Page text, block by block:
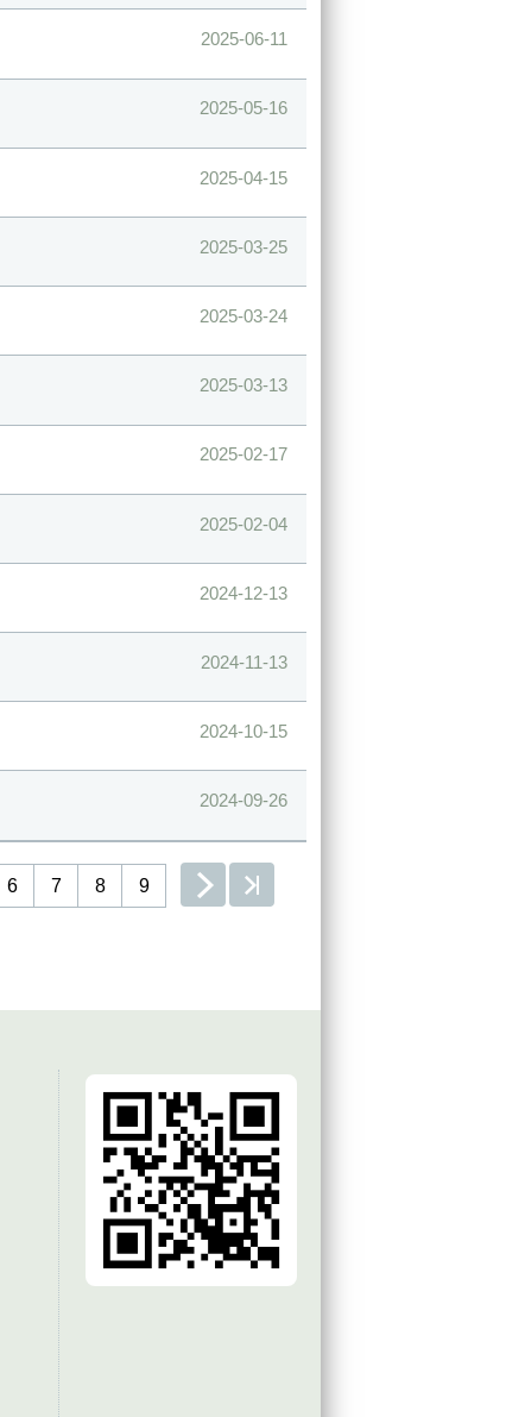
2025-06-11
2025-05-16
2025-04-15
2025-03-25
2025-03-24
2025-03-13
2025-02-17
2025-02-04
2024-12-13
2024-11-13
2024-10-15
2024-09-26
6 7 8 9